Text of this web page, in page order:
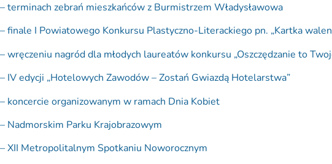
– terminach zebrań mieszkańców z Burmistrzem Władysławowa
– finale I Powiatowego Konkursu Plastyczno-Literackiego pn. „Kartka
– wręczeniu nagród dla młodych laureatów konkursu „Oszczędzanie to
– IV edycji „Hotelowych Zawodów – Zostań Gwiazdą Hotelarstwa”
– koncercie organizowanym w ramach Dnia Kobiet
– Nadmorskim Parku Krajobrazowym
– XII Metropolitalnym Spotkaniu Noworocznym